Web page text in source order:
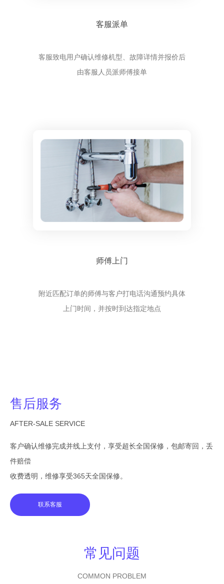
客服派单
客服致电用户确认维修机型、故障详情并报价后
由客服人员派师傅接单
师傅上门
附近匹配订单的师傅与客户打电话沟通预约具体
上门时间，并按时到达指定地点
售后服务
AFTER-SALE SERVICE
客户确认维修完成并线上支付，享受超长全国保修，包邮寄回，丢
件赔偿
收费透明，维修享受365天全国保修。
联系客服
常见问题
COMMON PROBLEM